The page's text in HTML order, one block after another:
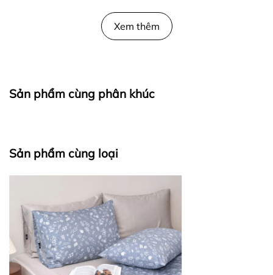
Xem thêm
(Silk/Delicate)
Nhiệt độ nước
<30℃
Chế độ sấy
Không nhiệt Nhiệt độ thấp
Sản phẩm cùng phân khúc
Sản phẩm cùng loại